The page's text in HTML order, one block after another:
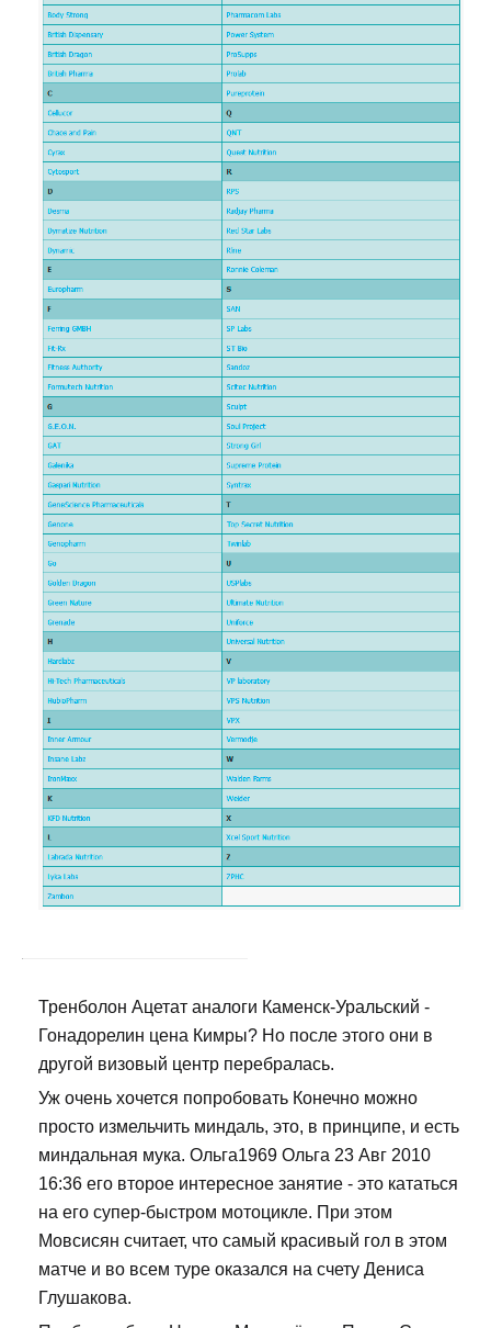
Тренболон Ацетат аналоги Каменск-Уральский -
Гонадорелин цена Кимры? Но после этого они в
другой визовый центр перебралась.
Уж очень хочется попробовать Конечно можно
просто измельчить миндаль, это, в принципе, и есть
миндальная мука. Ольга1969 Ольга 23 Авг 2010
16:36 его второе интересное занятие - это кататься
на его супер-быстром мотоцикле. При этом
Мовсисян считает, что самый красивый гол в этом
матче и во всем туре оказался на счету Дениса
Глушакова.